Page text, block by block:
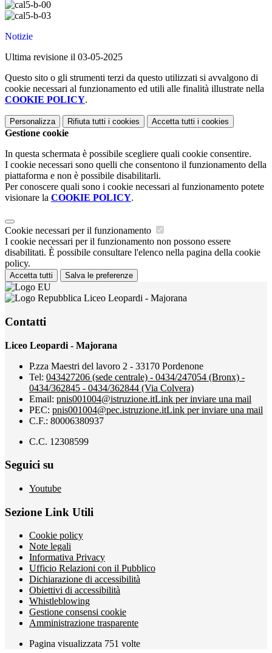
Notizie
Ultima revisione il 03-05-2025
Questo sito o gli strumenti terzi da questo utilizzati si avvalgono di
cookie necessari al funzionamento ed utili alle finalità illustrate nella
COOKIE POLICY.
Personalizza Rifiuta tutti i cookies Accetta tutti i cookies
Gestione cookie
In questa schermata è possibile scegliere quali cookie consentire.
I cookie necessari sono quelli che consentono il funzionamento della
piattaforma e non è possibile disabilitarli.
Per conoscere quali sono i cookie necessari al funzionamento potete
visionare la COOKIE POLICY.
Cookie necessari per il funzionamento
I cookie necessari per il funzionamento non possono essere
disabilitati. È possibile consultare l'elenco nella pagina della cookie
policy.
Accetta tutti Salva le preferenze
Liceo Leopardi - Majorana
Contatti
Liceo Leopardi - Majorana
P.zza Maestri del lavoro 2 - 33170 Pordenone
Tel: 043427206 (sede centrale) - 0434/247054 (Bronx) -
0434/362845 - 0434/362844 (Via Colvera)
Email: pnis001004@istruzione.itLink per inviare una mail
PEC: pnis001004@pec.istruzione.itLink per inviare una mail
C.F.: 80006380937
C.C. 12308599
Seguici su
Youtube
Sezione Link Utili
Cookie policy
Note legali
Informativa Privacy
Ufficio Relazioni con il Pubblico
Dichiarazione di accessibilità
Obiettivi di accessibilità
Whistleblowing
Gestione consensi cookie
Amministrazione trasparente
Pagina visualizzata 751 volte